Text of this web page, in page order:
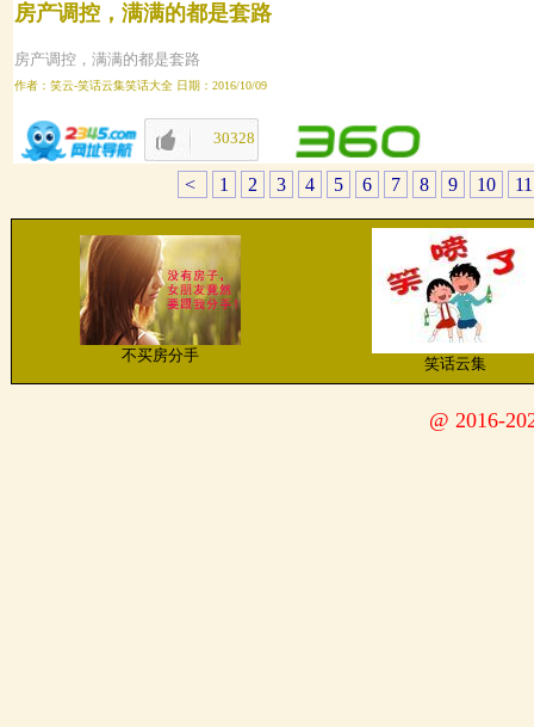
房产调控，满满的都是套路
房产调控，满满的都是套路
作者：笑云-笑话云集笑话大全 日期：2016/10/09
30328
< 1 2 3 4 5 6 7 8 9 10 11
不买房分手 笑话云集
@ 2016-